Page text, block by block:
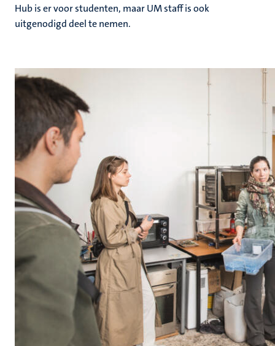
Hub is er voor studenten, maar UM staff is ook
uitgenodigd deel te nemen.